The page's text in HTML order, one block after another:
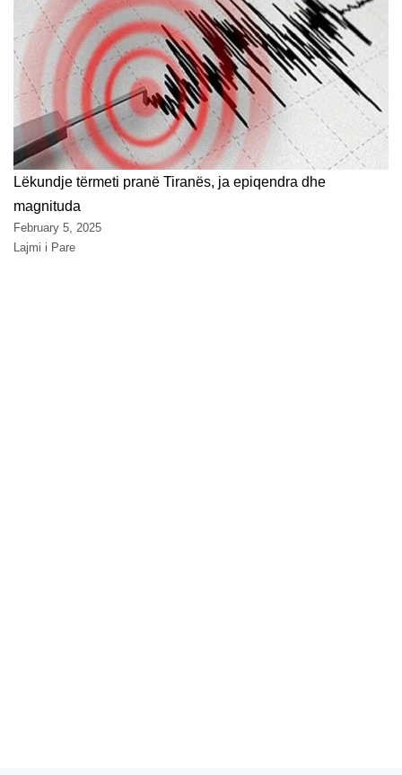
Lëkundje tërmeti pranë Tiranës, ja epiqendra dhe
magnituda
February 5, 2025
Lajmi i Pare